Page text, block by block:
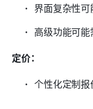
界面复杂性可
高级功能可能
定价：
个性化定制报